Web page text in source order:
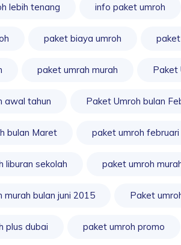
lebih tenang info paket umroh
paket biaya umroh paket
paket umrah murah Paket
awal tahun Paket Umroh bulan
bulan Maret paket umroh februari
liburan sekolah paket umroh
murah bulan juni 2015 Paket
plus dubai paket umroh promo